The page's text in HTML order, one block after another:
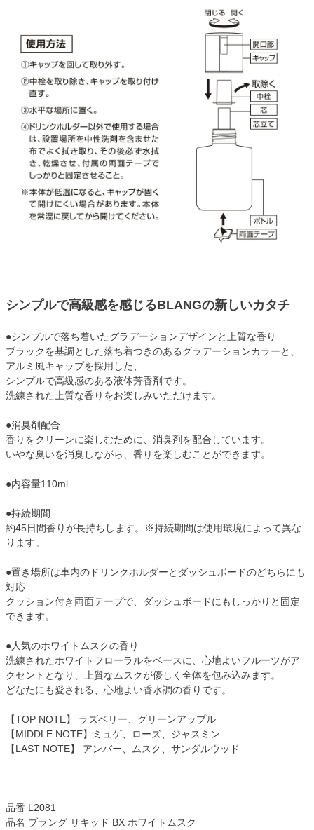
シンプルで高級感を感じるBLANGの新しいカタチ
●シンプルで落ち着いたグラデーションデザインと上質な香り
ブラックを基調とした落ち着つきのあるグラデーションカラーと、
アルミ風キャップを採用した、
シンプルで高級感のある液体芳香剤です。
洗練された上質な香りをお楽しみいただけます。
●消臭剤配合
香りをクリーンに楽しむために、消臭剤を配合しています。
いやな臭いを消臭しながら、香りを楽しむことができます。
●内容量110ml
●持続期間
約45日間香りが長持ちします。※持続期間は使用環境によって異な
ります。
●置き場所は車内のドリンクホルダーとダッシュボードのどちらにも
対応
クッション付き両面テープで、ダッシュボードにもしっかりと固定
できます。
●人気のホワイトムスクの香り
洗練されたホワイトフローラルをベースに、心地よいフルーツがア
クセントとなり、上質なムスクが優しく全体を包み込みます。
どなたにも愛される、心地よい香水調の香りです。
【TOP NOTE】 ラズベリー、グリーンアップル
【MIDDLE NOTE】ミュゲ、ローズ、ジャスミン
【LAST NOTE】 アンバー、ムスク、サンダルウッド
品番 L2081
品名 ブラング リキッド BX ホワイトムスク